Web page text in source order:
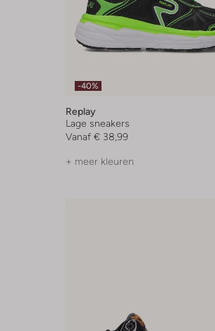
-40%
Replay
Lage sneakers
Vanaf € 38,99
+ meer kleuren